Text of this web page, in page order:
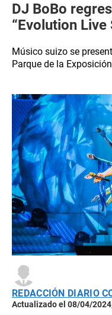
DJ BoBo
“Evolution Live
Músico suizo se
Parque de la
REDACCIÓN DIARIO
Actualizado el 08/04/